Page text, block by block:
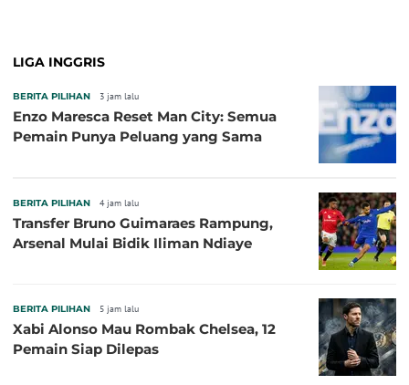
LIGA INGGRIS
BERITA PILIHAN 3 jam lalu
Enzo Maresca Reset Man City: Semua
Pemain Punya Peluang yang Sama
BERITA PILIHAN 4 jam lalu
Transfer Bruno Guimaraes Rampung,
Arsenal Mulai Bidik Iliman Ndiaye
BERITA PILIHAN 5 jam lalu
Xabi Alonso Mau Rombak Chelsea, 12
Pemain Siap Dilepas